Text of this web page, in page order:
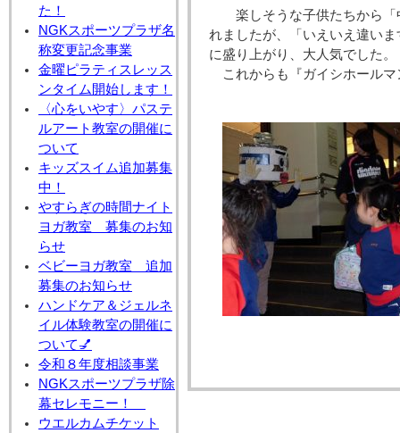
た！
NGKスポーツプラザ名
称変更記念事業
金曜ピラティスレッス
ンタイム開始します！
〈心をいやす〉パステ
ルアート教室の開催に
ついて
キッズスイム追加募集
中！
やすらぎの時間ナイト
ヨガ教室 募集のお知
らせ
ベビーヨガ教室 追加
募集のお知らせ
ハンドケア＆ジェルネ
イル体験教室の開催に
ついて💅
令和８年度相談事業
NGKスポーツプラザ除
幕セレモニー！
ウエルカムチケット
楽しそうな子供たちから「
れましたが、「いえいえ違い
に盛り上がり、大人気でした。
これからも『ガイシホールマ